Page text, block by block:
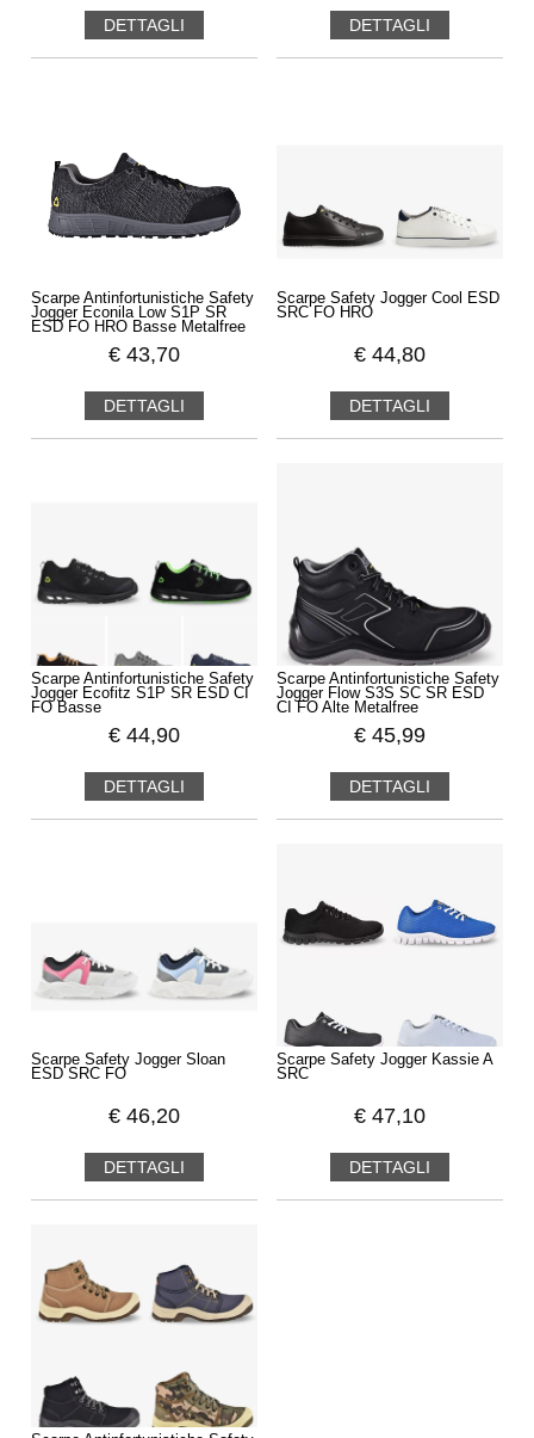
DETTAGLI DETTAGLI
Scarpe Antinfortunistiche Safety
Jogger Econila Low S1P SR
ESD FO HRO Basse Metalfree
€ 43,70
DETTAGLI
Scarpe Safety Jogger Cool ESD
SRC FO HRO
€ 44,80
DETTAGLI
Scarpe Antinfortunistiche Safety
Jogger Ecofitz S1P SR ESD CI
FO Basse
€ 44,90
DETTAGLI
Scarpe Antinfortunistiche Safety
Jogger Flow S3S SC SR ESD
CI FO Alte Metalfree
€ 45,99
DETTAGLI
Scarpe Safety Jogger Sloan
ESD SRC FO
€ 46,20
DETTAGLI
Scarpe Safety Jogger Kassie A
SRC
€ 47,10
DETTAGLI